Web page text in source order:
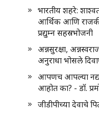
भारतीय शहरे:
आर्थिक आणि
प्रद्युम्न सहस्रभोजनी
अन्नसुरक्षा,
अनुराधा भोसले
आपणच आपल्या
आहोत का? - डॉ.
जीडीपीच्या देवाचे